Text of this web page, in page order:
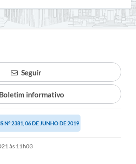
Seguir
Boletim informativo
Nº 2381, 06 DE JUNHO DE 2019
às 11h03